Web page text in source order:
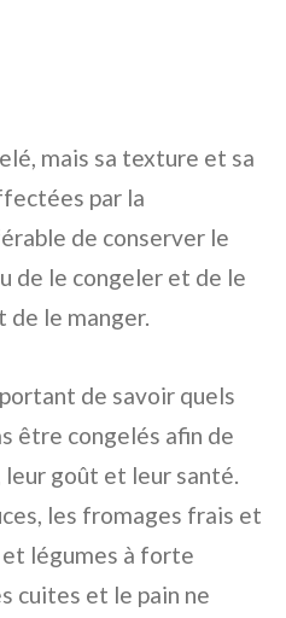
mais sa texture et sa
par la
de conserver le
de le congeler et de le
de le manger.
de savoir quels
être congelés afin de
goût et leur santé.
les fromages frais et
légumes à forte
cuites et le pain ne